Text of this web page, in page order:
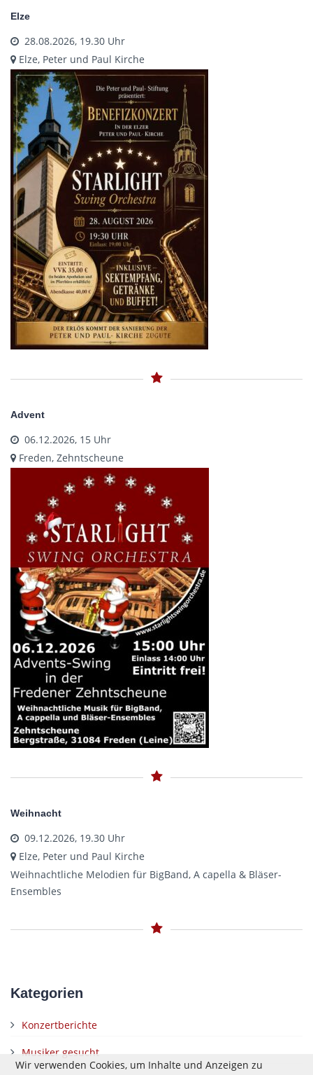
Elze
28.08.2026, 19.30 Uhr
Elze, Peter und Paul Kirche
Advent
06.12.2026, 15 Uhr
Freden, Zehntscheune
Weihnacht
09.12.2026, 19.30 Uhr
Elze, Peter und Paul Kirche
Weihnachtliche Melodien für BigBand, A capella & Bläser-
Ensembles
Kategorien
Konzertberichte
Musiker gesucht
Wir verwenden Cookies, um Inhalte und Anzeigen zu